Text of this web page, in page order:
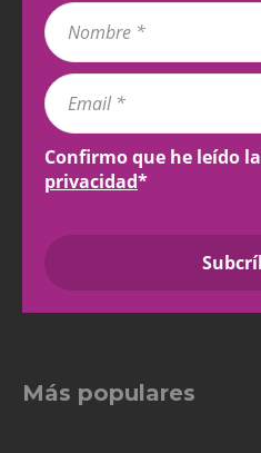
Confirmo que he leído la
privacidad*
Más populares